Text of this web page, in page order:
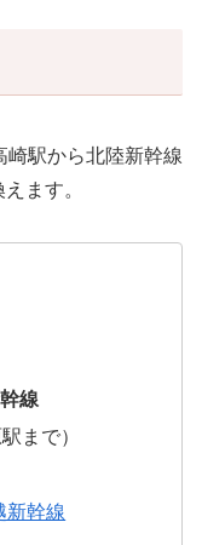
崎駅から北陸新幹線
ます。
線
まで）
新幹線